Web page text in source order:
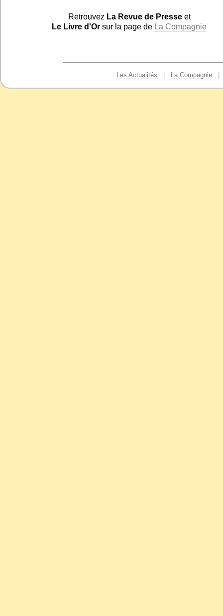
Retrouvez La Revue de Presseet
Le Livre d'Or sur la page de La Compagnie
Les Actualités La Compagnie